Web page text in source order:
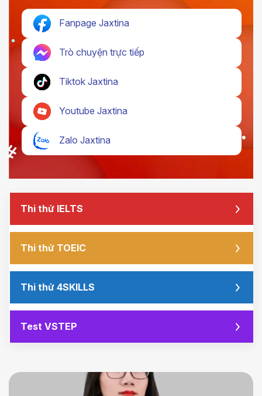
Fanpage Jaxtina
Trò chuyện trực tiếp
Tiktok Jaxtina
Youtube Jaxtina
Zalo Jaxtina
Thi thử IELTS
Thi thử TOEIC
Thi thử 4SKILLS
Test VSTEP